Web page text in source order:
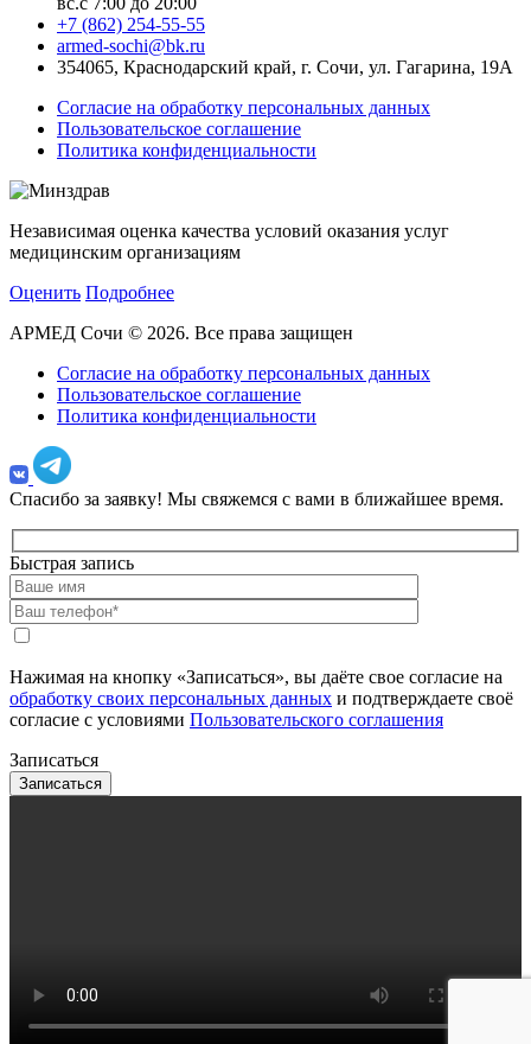
+7 (862) 254-55-55
armed-sochi@bk.ru
354065, Краснодарский край, г. Сочи, ул. Гагарина, 19А
Согласие на обработку персональных данных
Пользовательское соглашение
Политика конфиденциальности
Независимая оценка качества условий оказания услуг
медицинским организациям
Оценить Подробнее
АРМЕД Сочи © 2026. Все права защищен
Согласие на обработку персональных данных
Пользовательское соглашение
Политика конфиденциальности
Спасибо за заявку! Мы свяжемся с вами в ближайшее время.
Быстрая запись
Нажимая на кнопку «Записаться», вы даёте свое согласие на
обработку своих персональных данных и подтверждаете своё
согласие с условиями Пользовательского соглашения
Записаться